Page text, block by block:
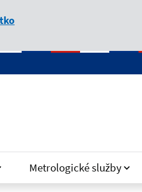
Metrologické služby